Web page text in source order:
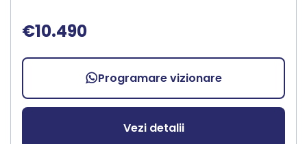
€10.490
Programare vizionare
Vezi detalii